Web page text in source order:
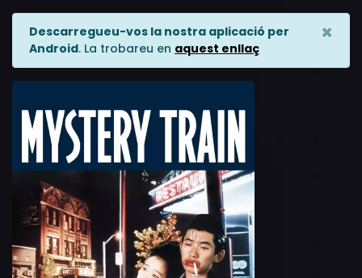
Descarregueu-vos la nostra aplicació per
Android. La trobareu en aquest enllaç
×